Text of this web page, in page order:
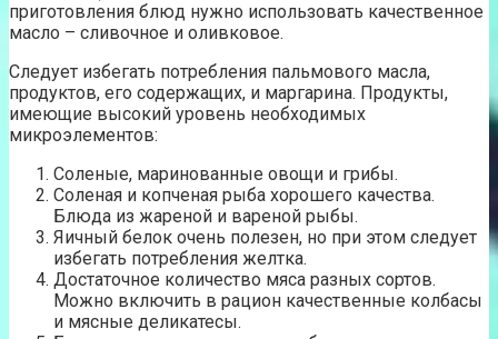
приготовления блюд нужно использовать качественное
масло – сливочное и оливковое.
Следует избегать потребления пальмового масла,
продуктов, его содержащих, и маргарина. Продукты,
имеющие высокий уровень необходимых
микроэлементов:
Соленые, маринованные овощи и грибы.
Соленая и копченая рыба хорошего качества.
Блюда из жареной и вареной рыбы.
Яичный белок очень полезен, но при этом следует
избегать потребления желтка.
Достаточное количество мяса разных сортов.
Можно включить в рацион качественные колбасы
и мясные деликатесы.